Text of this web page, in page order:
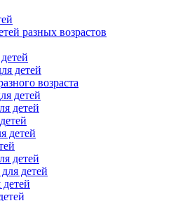
разных возрастов
детей
возраста
детей
детей
детей
детей
детей